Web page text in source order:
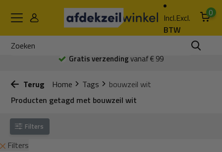
Incl.Excl.
BTW
0
Gratis verzendingvanaf € 99
Terug Home Tags
bouwzeil wit
Producten getagd met bouwzeil wit
Filters
Filters